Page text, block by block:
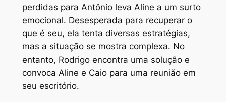
perdidas para Antônio leva Aline a um surto
emocional. Desesperada para recuperar o
que é seu, ela tenta diversas estratégias,
mas a situação se mostra complexa. No
entanto, Rodrigo encontra uma solução e
convoca Aline e Caio para uma reunião em
seu escritório.